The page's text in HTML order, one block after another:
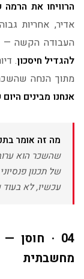
הרוויחו את הרמה
אדיר, אחריות
העבודה הקשה —
להגדיל חיסכון.
מתוך הנחה
אנחנו מבינים
מה זה אומר
שהשכר הוא
של תכנון
עכשיו, לא בעוד
04 ·
מחשבתית